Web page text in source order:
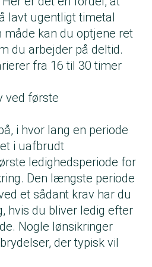
lavt ugentligt timetal
måde kan du optjene ret
du arbejder på deltid.
fra 16 til 30 timer
ved første
i hvor lang en periode
i uafbrudt
ledighedsperiode for
Den længste periode
et sådant krav har du
hvis du bliver ledig efter
Nogle lønsikringer
der typisk vil